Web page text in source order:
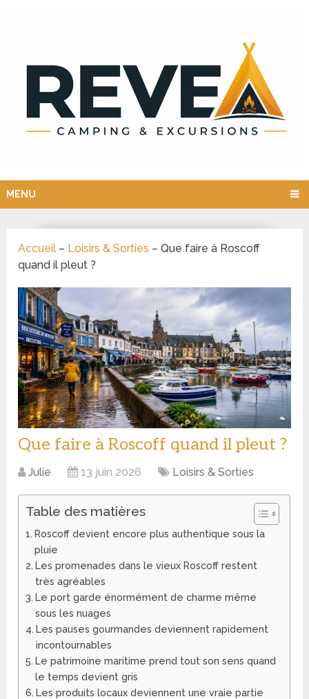
MENU
Accueil – Loisirs & Sorties –Que faire à Roscoff
quand il pleut ?
Que faire à Roscoff quand il pleut ?
Julie 13 juin 2026 Loisirs & Sorties
Table des matières
Roscoff devient encore plus authentique sous la
pluie
Les promenades dans le vieux Roscoff restent
très agréables
Le port garde énormément de charme même
sous les nuages
Les pauses gourmandes deviennent rapidement
incontournables
Le patrimoine maritime prend tout son sens quand
le temps devient gris
Les produits locaux deviennent une vraie partie